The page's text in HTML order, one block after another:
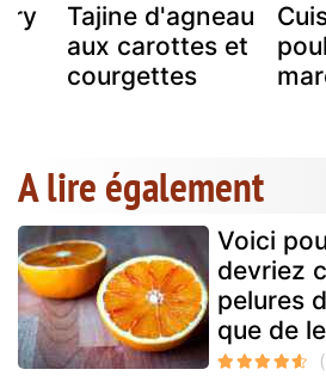
Tajine d'agneau
aux carottes et
courgettes
A lire également
Voici
devriez
pelures
que de